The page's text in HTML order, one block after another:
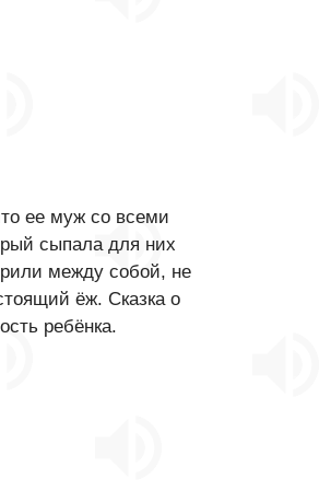
ее муж со всеми
сыпала для них
между собой, не
ёж. Сказка о
ребёнка.